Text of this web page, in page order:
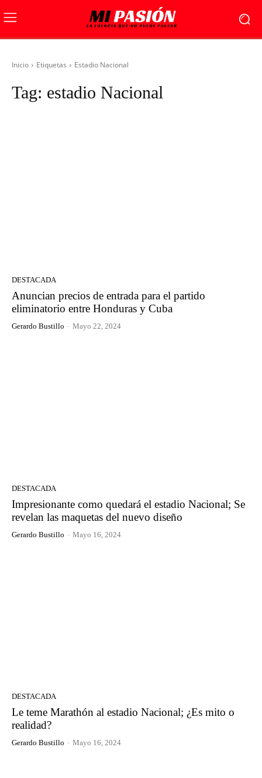
Inicio Etiquetas Estadio Nacional
Tag: estadio Nacional
DESTACADA
Anuncian precios de entrada para el partido
eliminatorio entre Honduras y Cuba
Gerardo Bustillo - Mayo 22, 2024
DESTACADA
Impresionante como quedará el estadio Nacional; Se
revelan las maquetas del nuevo diseño
Gerardo Bustillo - Mayo 16, 2024
DESTACADA
Le teme Marathón al estadio Nacional; ¿Es mito o
realidad?
Gerardo Bustillo - Mayo 16, 2024